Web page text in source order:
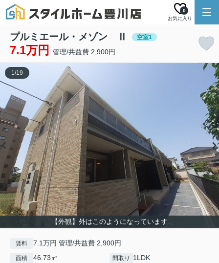
お気に入り
0
プルミエール・メゾン Ⅱ 空室1
7.1万円 管理/共益費 2,900円
【外観】外はこのようになっています
1/19
賃料 7.1万円 管理/共益費 2,900円
面積 46.73㎡ 間取り 1LDK